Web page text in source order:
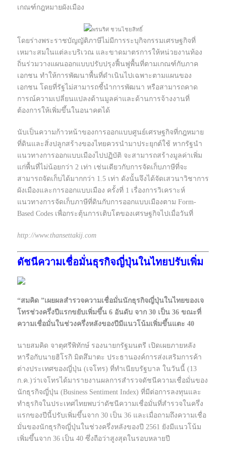
เกณฑ์กฎหมายผังเมือง
พรนริศ ชวนไชยสิทธิ์
โดยร่างพระราชบัญญัติภาษีไม่มีการระบุกิจกรรมเศรษฐกิจที่
เหมาะสมในแต่ละบริเวณ และขาดมาตรการให้หน่วยงานท้อง
ถิ่นร่วมวางแผนออกแบบปรับปรุงฟื้นฟูพื้นที่ตามเกณฑ์กับภาค
เอกชน ทำให้การพัฒนาพื้นที่ดำเนินไปเฉพาะตามแผนของ
เอกชน โดยที่รัฐไม่สามารถชี้นำการพัฒนา หรือสามารถคาด
การณ์ความเปลี่ยนแปลงด้านมูลค่าและด้านการจ้างงานที่
ต้องการให้เพิ่มขึ้นในอนาคตได้
นับเป็นความก้าวหน้าของการออกแบบศูนย์เศรษฐกิจที่กฎหมาย
ที่ดินและสิ่งปลูกสร้างของไทยควรนำมาประยุกต์ใช้ หากรัฐนำ
แนวทางการออกแบบเมืองไปปฏิบัติ จะสามารถสร้างมูลค่าเพิ่ม
แก่พื้นที่ไม่น้อยกว่า 2 เท่า เช่นเดียวกับการจัดเก็บภาษีที่จะ
สามารถจัดเก็บได้มากกว่า 1.5 เท่า ดังนั้นจึงได้จัดเสวนาวิชาการ
ผังเมืองและการออกแบบเมือง ครั้งที่ 1 เรื่องการวิเคราะห์
แนวทางการจัดเก็บภาษีที่ดินกับการออกแบบเมืองตาม Form-
Based Codes เพื่อกระตุ้นการเติบโตของเศรษฐกิจไปเมื่อวันที่
http://www.thansettakij.com
ดัชนีความเชื่อมั่นธุรกิจญี่ปุ่นในไทยปรับเพิ่ม
“สมคิด ”เผยผลสำรวจความเชื่อมั่นนักธุรกิจญี่ปุ่นในไทยของเจ
โทรช่วงครึ่งปีแรกขยับเพิ่มขึ้น 6 อันดับ จาก 30 เป็น 36 ขณะที่
ความเชื่อมั่นในช่วงครึ่งหลังของปีมีแนวโน้มเพิ่มขึ้นแตะ 40
นายสมคิด จาตุศรีพิทักษ์ รองนายกรัฐมนตรี เปิดเผยภายหลัง
หารือกับนายฮิโรกิ มิตสึมาตะ ประธานองค์การส่งเสริมการค้า
ต่างประเทศของญี่ปุ่น (เจโทร) ที่ทำเนียบรัฐบาล ในวันนี้ (13
ก.ค.)ว่าเจโทรได้มารายงานผลการสำรวจดัชนีความเชื่อมั่นของ
นักธุรกิจญี่ปุ่น (Business Sentiment Index) ที่มีต่อการลงทุนและ
ทำธุรกิจในประเทศไทยพบว่าดัชนีความเชื่อมั่นที่สำรวจในครึ่ง
แรกของปีนี้ปรับเพิ่มขึ้นจาก 30 เป็น 36 และเมื่อถามถึงความเชื่อ
มั่นของนักธุรกิจญี่ปุ่นในช่วงครึ่งหลังของปี 2561 ยังมีแนวโน้ม
เพิ่มขึ้นจาก 36 เป็น 40 ซึ่งถือว่าสูงสุดในรอบหลายปี